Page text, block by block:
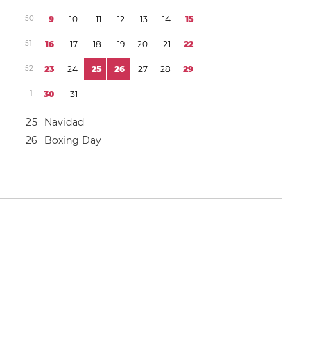
50 9 10 11 12 13 14 15
51 16 17 18 19 20 21 22
52 23 24 25 26 27 28 29
1 30 31
25
Navidad
26 Boxing Day